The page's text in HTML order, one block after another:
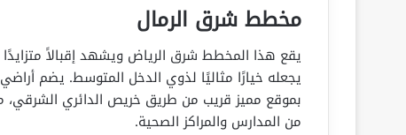
مخطط شرق الرمال
يجعله خيارًا مثاليًا لذوي الدخل المتوسط. يضم
بموقع مميز قريب من طريق خريص الدائري الشرقي،
من المدارس والمراكز الصحية.